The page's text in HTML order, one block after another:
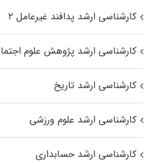
کارشناسی ارشد پدافند غیرعامل ۲
کارشناسی ارشد پژوهش علوم
کارشناسی ارشد تاریخ
کارشناسی ارشد علوم ورزشی
کارشناسی ارشد حسابداری